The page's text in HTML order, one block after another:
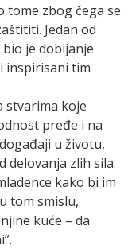
tome zbog čega se
Jedan od
je dobijanje
inspirisani tim
stvarima koje
pređe i na
u životu,
delovanja zlih sila.
kako bi im
tom smislu,
kuće – da